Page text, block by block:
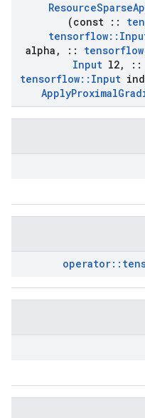
ResourceSparse
(const ::
tensorflow::
alpha , :: tensorflow
Input l2, ::
tensorflow:: Input
ApplyProximal
operator::